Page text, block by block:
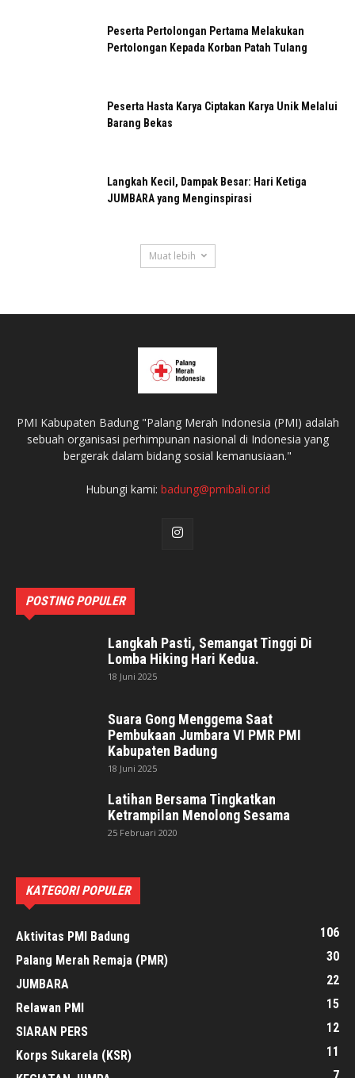
Peserta Pertolongan Pertama Melakukan
Pertolongan Kepada Korban Patah Tulang
Peserta Hasta Karya Ciptakan Karya Unik Melalui
Barang Bekas
Langkah Kecil, Dampak Besar: Hari Ketiga
JUMBARA yang Menginspirasi
Muat lebih
PMI Kabupaten Badung "Palang Merah Indonesia (PMI) adalah
sebuah organisasi perhimpunan nasional di Indonesia yang
bergerak dalam bidang sosial kemanusiaan."
Hubungi kami: badung@pmibali.or.id
POSTING POPULER
Langkah Pasti, Semangat Tinggi Di
Lomba Hiking Hari Kedua.
18 Juni 2025
Suara Gong Menggema Saat
Pembukaan Jumbara VI PMR PMI
Kabupaten Badung
18 Juni 2025
Latihan Bersama Tingkatkan
Ketrampilan Menolong Sesama
25 Februari 2020
KATEGORI POPULER
Aktivitas PMI Badung
106
Palang Merah Remaja (PMR)
30
JUMBARA
22
Relawan PMI
15
SIARAN PERS
12
Korps Sukarela (KSR)
11
7